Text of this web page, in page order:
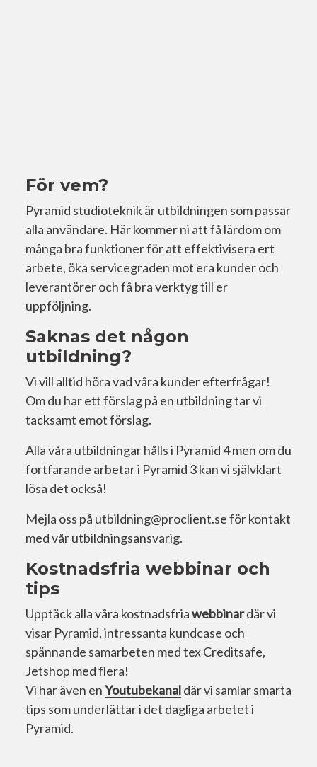
För vem?
Pyramid studioteknik är utbildningen som passar
alla användare. Här kommer ni att få lärdom om
många bra funktioner för att effektivisera ert
arbete, öka servicegraden mot era kunder och
leverantörer och få bra verktyg till er
uppföljning.
Saknas det någon
utbildning?
Vi vill alltid höra vad våra kunder efterfrågar!
Om du har ett förslag på en utbildning tar vi
tacksamt emot förslag.
Alla våra utbildningar hålls i Pyramid 4 men om du
fortfarande arbetar i Pyramid 3 kan vi självklart
lösa det också!
Mejla oss på utbildning@proclient.seför kontakt
med vår utbildningsansvarig.
Kostnadsfria webbinar och
tips
Upptäck alla våra kostnadsfriawebbinardär vi
visar Pyramid, intressanta kundcase och
spännande samarbeten med tex Creditsafe,
Jetshop med flera!
Vi har även enYoutubekanaldär vi samlar smarta
tips som underlättar i det dagliga arbetet i
Pyramid.